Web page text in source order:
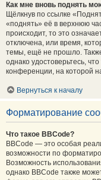
Как мне вновь поднять
Щёлкнув по ссылке
«поднять» её в верхнюю
происходит, то это
отключена, или время,
темы, ещё не прошло.
однако удостоверьтесь,
конференции, на которой
Вернуться к началу
Форматирование
Что такое BBCode?
BBCode — это особая
возможности по
Возможность
однако BBCode также